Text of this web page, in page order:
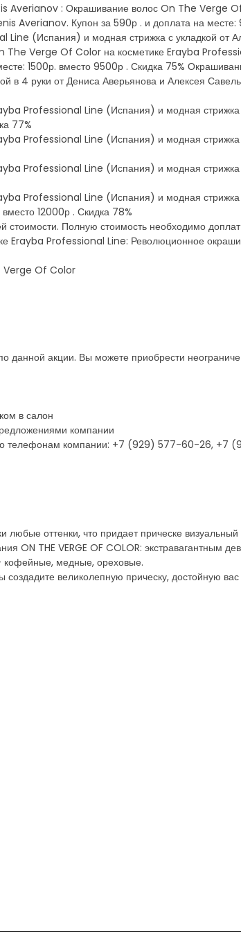
Averianov : Окрашивание волос On The Verge
Averianov. Купон за 590р . и доплата на
(Испания) и модная стрижка с укладкой от
The Verge Of Color на косметике Erayba
1500р. вместо 9500р . Скидка 75%
4 руки от Дениса Аверьянова и Алексея
Professional Line (Испания) и модная стрижка
77%
Professional Line (Испания) и модная стрижка
Professional Line (Испания) и модная стрижка
Professional Line (Испания) и модная стрижка
12000р . Скидка 78%
Полную стоимость необходимо
Erayba Professional Line: Революционное
Verge Of Color
данной акции. Вы можете приобрести
в салон
компании
телефонам компании: +7 (929) 577-60-26,
оттенки, что придает прическе
ON THE VERGE OF COLOR: экстравагантным
кофейные, медные, ореховые.
великолепную прическу, достойную